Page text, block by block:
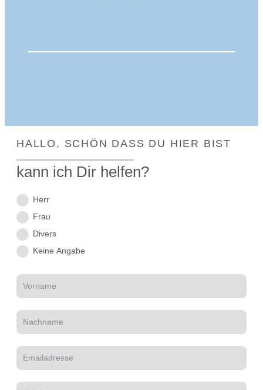
HALLO, SCHÖN DASS DU HIER BIST
kann ich Dir helfen?
Herr
Frau
Divers
Keine Angabe